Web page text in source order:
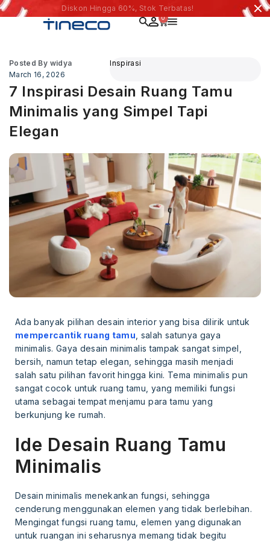
Diskon Hingga 60%, Stok Terbatas!
0
Posted By widya
March 16, 2026
Inspirasi
7 Inspirasi Desain Ruang Tamu
Minimalis yang Simpel Tapi
Elegan
Ada banyak pilihan desain interior yang bisa dilirik untuk
mempercantik ruang tamu , salah satunya gaya
minimalis. Gaya desain minimalis tampak sangat simpel,
bersih, namun tetap elegan, sehingga masih menjadi
salah satu pilihan favorit hingga kini. Tema minimalis pun
sangat cocok untuk ruang tamu, yang memiliki fungsi
utama sebagai tempat menjamu para tamu yang
berkunjung ke rumah.
Ide Desain Ruang Tamu
Minimalis
Desain minimalis menekankan fungsi, sehingga
cenderung menggunakan elemen yang tidak berlebihan.
Mengingat fungsi ruang tamu, elemen yang digunakan
untuk ruangan ini seharusnya memang tidak begitu